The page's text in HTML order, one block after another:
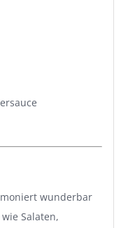
wunderbar
Salaten,